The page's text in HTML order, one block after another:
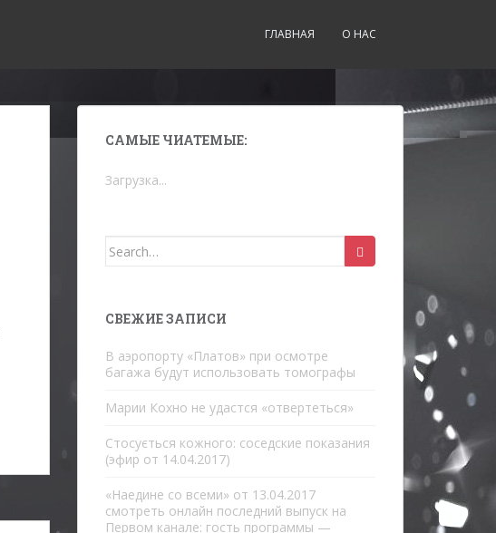
ГЛАВНАЯ О НАС
САМЫЕ ЧИАТЕМЫЕ:
Загрузка...
Search for:
СВЕЖИЕ ЗАПИСИ
В аэропорту «Платов» при осмотре
багажа будут использовать томографы
Марии Кохно не удастся «отвертеться»
Стосується кожного: соседские показания
(эфир от 14.04.2017)
«Наедине со всеми» от 13.04.2017
смотреть онлайн последний выпуск на
Первом канале: гость программы —